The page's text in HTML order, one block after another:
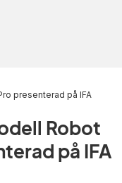
presenterad på IFA
Robot
på IFA